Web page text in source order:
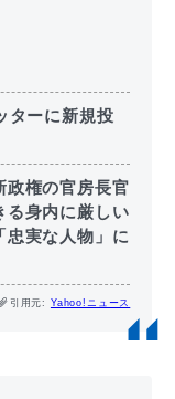
ターに新規投
政権の官房長官
る身内に厳しい
忠実な人物」に
引用元: Yahoo!ニュース